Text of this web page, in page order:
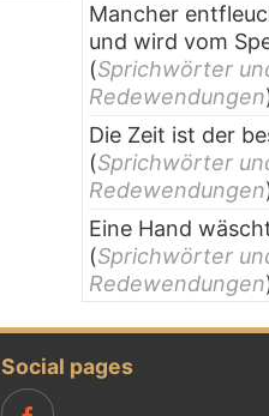
Mancher
und wird vom
(Sprichwörter
Redewendungen
Die Zeit ist der
(Sprichwörter
Redewendungen
Eine Hand
(Sprichwörter
Redewendungen
Social pages